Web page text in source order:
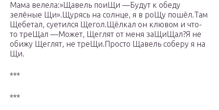
Мама велела:»Щавель поиЩи —Будут к обеду
зелёные Щи».Щурясь на солнце, я в роЩу пошёл.Там
Щебетал, суетился Щегол.Щёлкал он клювом и что-
то треЩал —Может, Щеглят от меня заЩиЩал?Я не
обижу Щеглят, не треЩи.Просто Щавель соберу я на
Щи.
***
***